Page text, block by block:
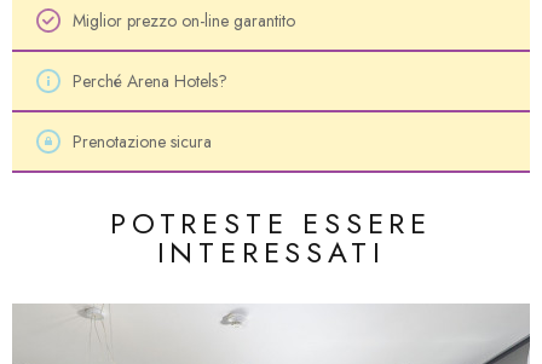
Miglior prezzo on-line garantito
Perché Arena Hotels?
Prenotazione sicura
POTRESTE ESSERE
INTERESSATI